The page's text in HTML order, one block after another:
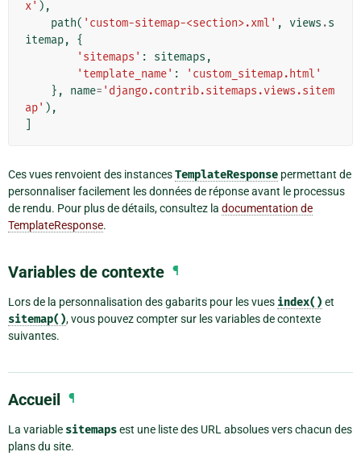
x' ),
path( 'custom-sitemap-<section>.xml' , views .s
itemap,
{
'sitemaps' : sitemaps ,
'template_name' :
'custom_sitemap.html'
},
name= 'django.contrib.sitemaps.views.sitem
ap' ),
Ces vues renvoient des instancesTemplateResponse permettant de
personnaliser facilement les données de réponse avant le processus
de rendu. Pour plus de détails, consultez la documentation de
TemplateResponse.
Variables de contexte ¶
Lors de la personnalisation des gabarits pour les vues index() et
sitemap(), vous pouvez compter sur les variables de contexte
suivantes.
Accueil ¶
La variable sitemapsest une liste des URL absolues vers chacun des
plans du site.